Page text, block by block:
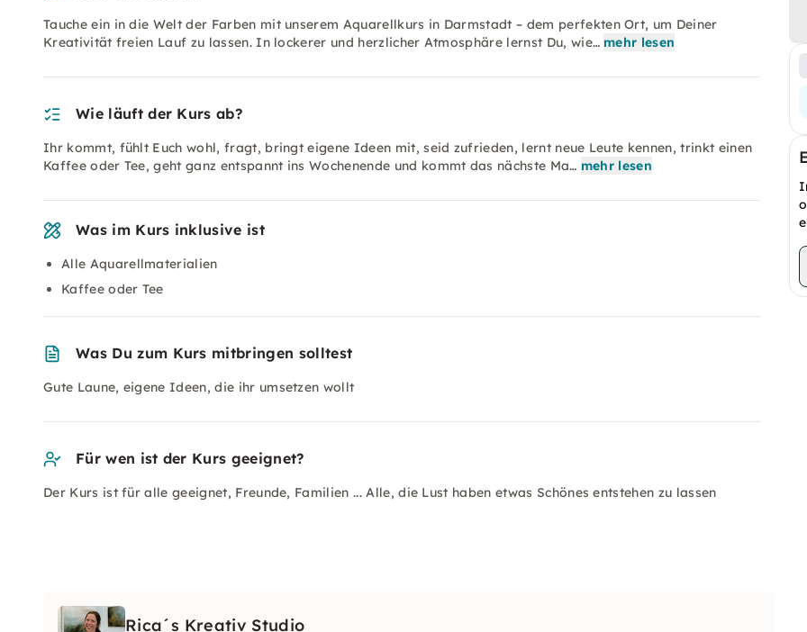
Tauche ein in die Welt der Farben mit unserem Aquarellkurs in Darmstadt – dem perfekten Ort, um Deiner
Kreativität freien Lauf zu lassen. In lockerer und herzlicher Atmosphäre lernst Du, wie… mehr lesen
Wie läuft der Kurs ab?
Ihr kommt, fühlt Euch wohl, fragt, bringt eigene Ideen mit, seid zufrieden, lernt neue Leute kennen, trinkt einen
Kaffee oder Tee, geht ganz entspannt ins Wochenende und kommt das nächste Ma… mehr lesen
Was im Kurs inklusive ist
Alle Aquarellmaterialien
Kaffee oder Tee
Was Du zum Kurs mitbringen solltest
Gute Laune, eigene Ideen, die ihr umsetzen wollt
Für wen ist der Kurs geeignet?
Der Kurs ist für alle geeignet, Freunde, Familien ... Alle, die Lust haben etwas Schönes entstehen zu lassen
Rica´s Kreativ Studio